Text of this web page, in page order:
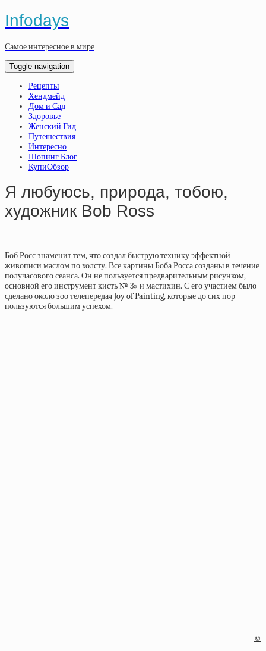
Infodays
Самое интересное в мире
Toggle navigation
Рецепты
Хендмейд
Дом и Сад
Здоровье
Женский Гид
Путешествия
Интересно
Шопинг Блог
КупиОбзор
Я любуюсь, природа, тобою,
художник Bob Ross
Боб Росс знаменит тем, что создал быструю технику эффектной
живописи маслом по холсту. Все картины Боба Росса созданы в течение
получасового сеанса. Он не пользуется предварительным рисунком,
основной его инструмент кисть № 3» и мастихин. С его участием было
сделано около зоо телепередач Joy of Painting, которые до сих пор
пользуются большим успехом.
©